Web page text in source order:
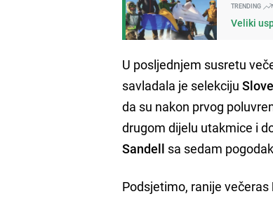
TRENDING
Veliki
U posljednjem susretu
savladala je selekciju
da su nakon prvog
drugom dijelu utakmice i
Sandell sa sedam
Podsjetimo, ranije večeras